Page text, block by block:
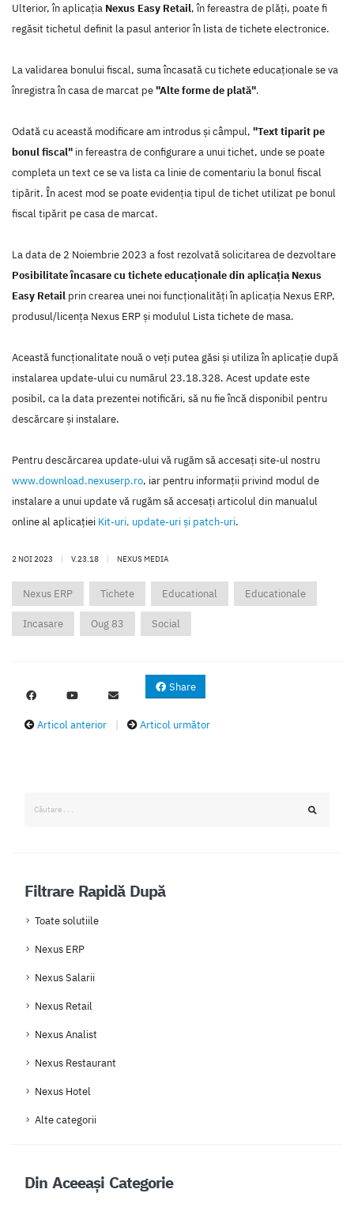
Ulterior, în aplicația Nexus Easy Retail, în fereastra de plăți, poate fi
regăsit tichetul definit la pasul anterior în lista de tichete electronice.
La validarea bonului fiscal, suma încasată cu tichete educaționale se va
înregistra în casa de marcat pe"Alte forme de plată".
Odată cu această modificare am introdus și câmpul, "Text tiparit pe
bonul fiscal" in fereastra de configurare a unui tichet, unde se poate
completa un text ce se va lista ca linie de comentariu la bonul fiscal
tipărit. În acest mod se poate evidenția tipul de tichet utilizat pe bonul
fiscal tipărit pe casa de marcat.
La data de 2 Noiembrie 2023 a fost rezolvată solicitarea de dezvoltare
Posibilitate încasare cu tichete educaționale din aplicația Nexus
Easy Retail prin crearea unei noi funcţionalităţi în aplicaţia Nexus ERP,
produsul/licenţa Nexus ERP şi modulul Lista tichete de masa.
Această funcţionalitate nouă o veţi putea găsi şi utiliza în aplicaţie după
instalarea update-ului cu numărul 23.18.328. Acest update este
posibil, ca la data prezentei notificări, să nu fie încă disponibil pentru
descărcare şi instalare.
Pentru descărcarea update-ului vă rugăm să accesaţi site-ul nostru
www.download.nexuserp.ro, iar pentru informaţii privind modul de
instalare a unui update vă rugăm să accesaţi articolul din manualul
online al aplicaţiei Kit-uri, update-uri şi patch-uri.
2 NOI 2023 | V.23.18 | NEXUS MEDIA
Nexus ERP Tichete Educational Educationale
Incasare Oug 83 Social
Share
Articol anterior | Articol următor
Filtrare Rapidă După
Toate solutiile
Nexus ERP
Nexus Salarii
Nexus Retail
Nexus Analist
Nexus Restaurant
Nexus Hotel
Alte categorii
Din Aceeași Categorie